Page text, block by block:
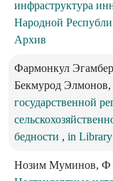
инфраструктура
Народной
Архив
Фармонкул
Бекмурод Элмонов,
государственной
бедности , in
Нозим Муминов, Ф